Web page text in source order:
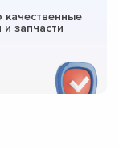
качественные
и запчасти